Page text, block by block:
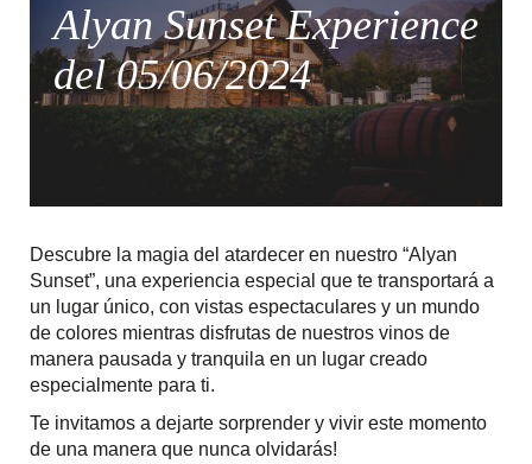
Alyan Sunset Experience
del 05/06/2024
Descubre la magia del atardecer en nuestro “Alyan
Sunset”, una experiencia especial que te transportará a
un lugar único, con vistas espectaculares y un mundo
de colores mientras disfrutas de nuestros vinos de
manera pausada y tranquila en un lugar creado
especialmente para ti.
Te invitamos a dejarte sorprender y vivir este momento
de una manera que nunca olvidarás!